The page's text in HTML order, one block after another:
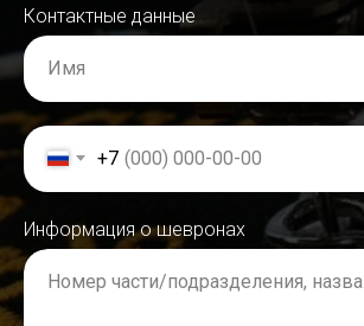
Контактные данные
Имя
+7
Информация о шевронах
Номер части/подразделения,